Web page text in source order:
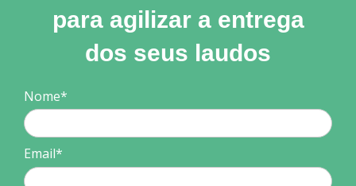
para agilizar a entrega
dos seus laudos
Nome*
Email*